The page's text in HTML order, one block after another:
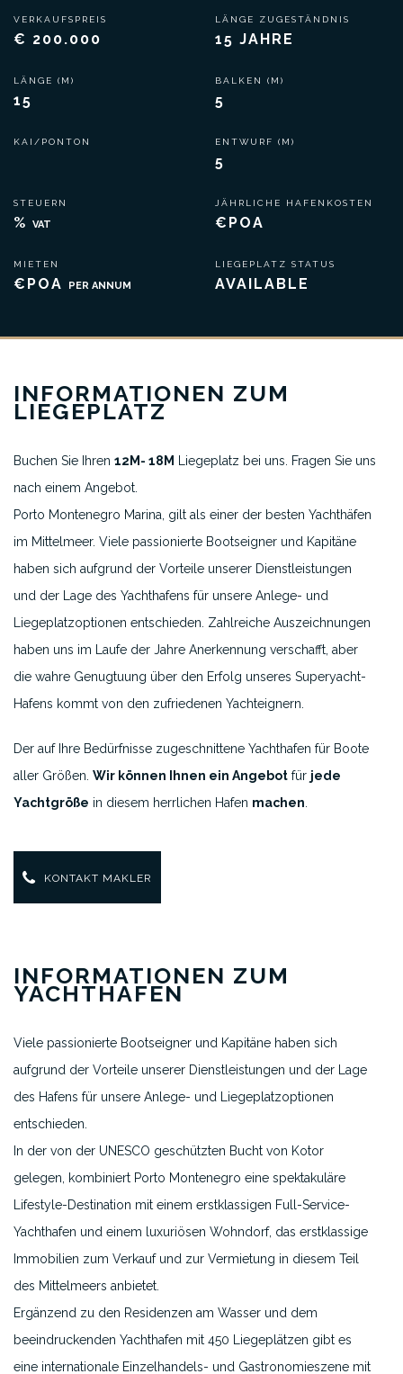
VERKAUFSPREIS
€ 200.000
LÄNGE (M)
15
KAI/PONTON
STEUERN
% VAT
MIETEN
€POA PER ANNUM
LÄNGE ZUGESTÄNDNIS
15 JAHRE
BALKEN (M)
5
ENTWURF (M)
5
JÄHRLICHE HAFENKOSTEN
€POA
LIEGEPLATZ STATUS
AVAILABLE
INFORMATIONEN ZUM
LIEGEPLATZ
Buchen Sie Ihren 12M- 18M
Liegeplatz bei uns. Fragen Sie uns
nach einem Angebot.
Porto Montenegro Marina, gilt als einer der besten Yachthäfen
im Mittelmeer. Viele passionierte Bootseigner und Kapitäne
haben sich aufgrund der Vorteile unserer Dienstleistungen
und der Lage des Yachthafens für unsere Anlege- und
Liegeplatzoptionen entschieden. Zahlreiche Auszeichnungen
haben uns im Laufe der Jahre Anerkennung verschafft, aber
die wahre Genugtuung über den Erfolg unseres Superyacht-
Hafens kommt von den zufriedenen Yachteignern.
Der auf Ihre Bedürfnisse zugeschnittene Yachthafen für Boote
aller Größen. Wir können Ihnen ein Angebot für jede
Yachtgröße in diesem herrlichen Hafen machen
KONTAKT MAKLER
INFORMATIONEN ZUM
YACHTHAFEN
Viele passionierte Bootseigner und Kapitäne haben sich
aufgrund der Vorteile unserer Dienstleistungen und der Lage
des Hafens für unsere Anlege- und Liegeplatzoptionen
entschieden.
In der von der UNESCO geschützten Bucht von Kotor
gelegen, kombiniert Porto Montenegro eine spektakuläre
Lifestyle-Destination mit einem erstklassigen Full-Service-
Yachthafen und einem luxuriösen Wohndorf, das erstklassige
Immobilien zum Verkauf und zur Vermietung in diesem Teil
des Mittelmeers anbietet.
Ergänzend zu den Residenzen am Wasser und dem
beeindruckenden Yachthafen mit 450 Liegeplätzen gibt es
eine internationale Einzelhandels- und Gastronomieszene mit